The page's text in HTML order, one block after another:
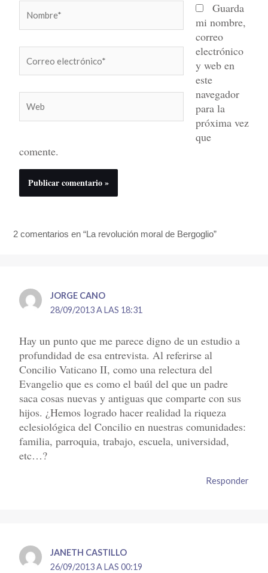
electrónico*
Guarda
mi nombre,
correo
electrónico
y web en
este
navegador
para la
próxima vez
que
comente.
2 comentarios en “La revolución moral de Bergoglio”
JORGE CANO
28/09/2013 A LAS 18:31
Hay un punto que me parece digno de un estudio a
profundidad de esa entrevista. Al referirse al
Concilio Vaticano II, como una relectura del
Evangelio que es como el baúl del que un padre
saca cosas nuevas y antiguas que comparte con sus
hijos. ¿Hemos logrado hacer realidad la riqueza
eclesiológica del Concilio en nuestras comunidades:
familia, parroquia, trabajo, escuela, universidad,
etc…?
Responder
JANETH CASTILLO
26/09/2013 A LAS 00:19